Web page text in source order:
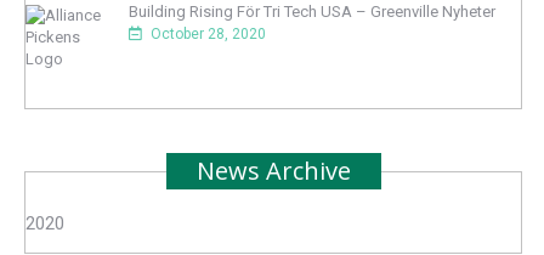
Building Rising För Tri Tech USA – Greenville Nyheter
October 28, 2020
News Archive
2020